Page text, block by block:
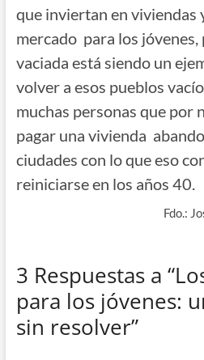
que inviertan en
mercado para los jóvenes,
vaciada está siendo un
volver a esos pueblos
muchas personas que por
pagar una vivienda
ciudades con lo que eso
reiniciarse en los años 40.
Fdo.:
3 Respuestas a
para los jóvenes:
sin resolver”